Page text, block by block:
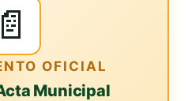
📄
OFICIAL
Municipal